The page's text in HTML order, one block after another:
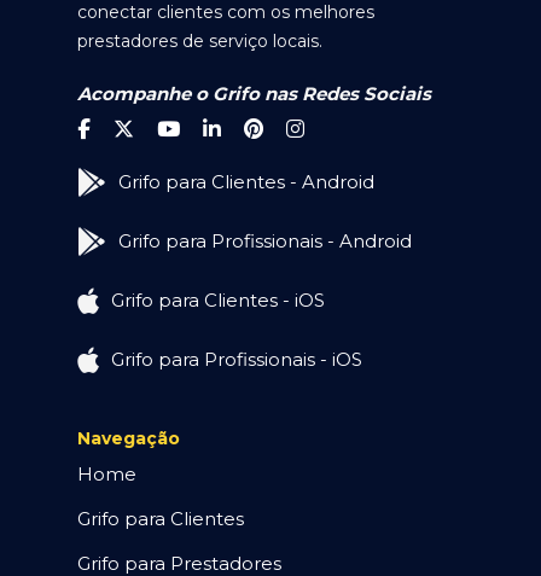
conectar clientes com os melhores
prestadores de serviço locais.
Acompanhe o Grifo nas Redes Sociais
Grifo para Clientes - Android
Grifo para Profissionais - Android
Grifo para Clientes - iOS
Grifo para Profissionais - iOS
Navegação
Home
Grifo para Clientes
Grifo para Prestadores